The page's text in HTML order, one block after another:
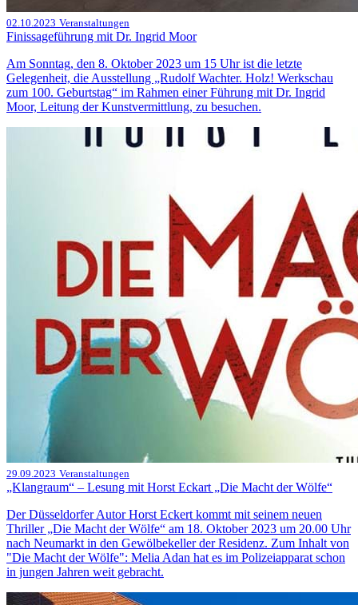
02.10.2023 Veranstaltungen
Finissageführung mit Dr. Ingrid Moor
Am Sonntag, den 8. Oktober 2023 um 15 Uhr ist die letzte
Gelegenheit, die Ausstellung „Rudolf Wachter. Holz! Werkschau
zum 100. Geburtstag“ im Rahmen einer Führung mit Dr. Ingrid
Moor, Leitung der Kunstvermittlung, zu besuchen.
29.09.2023 Veranstaltungen
„Klangraum“ – Lesung mit Horst Eckart „Die Macht der Wölfe“
Der Düsseldorfer Autor Horst Eckert kommt mit seinem neuen
Thriller „Die Macht der Wölfe“ am 18. Oktober 2023 um 20.00 Uhr
nach Neumarkt in den Gewölbekeller der Residenz. Zum Inhalt von
"Die Macht der Wölfe": Melia Adan hat es im Polizeiapparat schon
in jungen Jahren weit gebracht.